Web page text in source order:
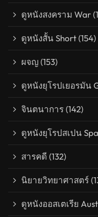
ดูหนังสงคราม War
ดูหนังสั้น Short(154)
ผจญ(153)
ดูหนังยุโรปเยอรมัน
จินตนาการ(142)
ดูหนังยุโรปสเปน
สารคดี (132)
นิยายวิทยาศาสตร์
ดูหนังออสเตเรีย